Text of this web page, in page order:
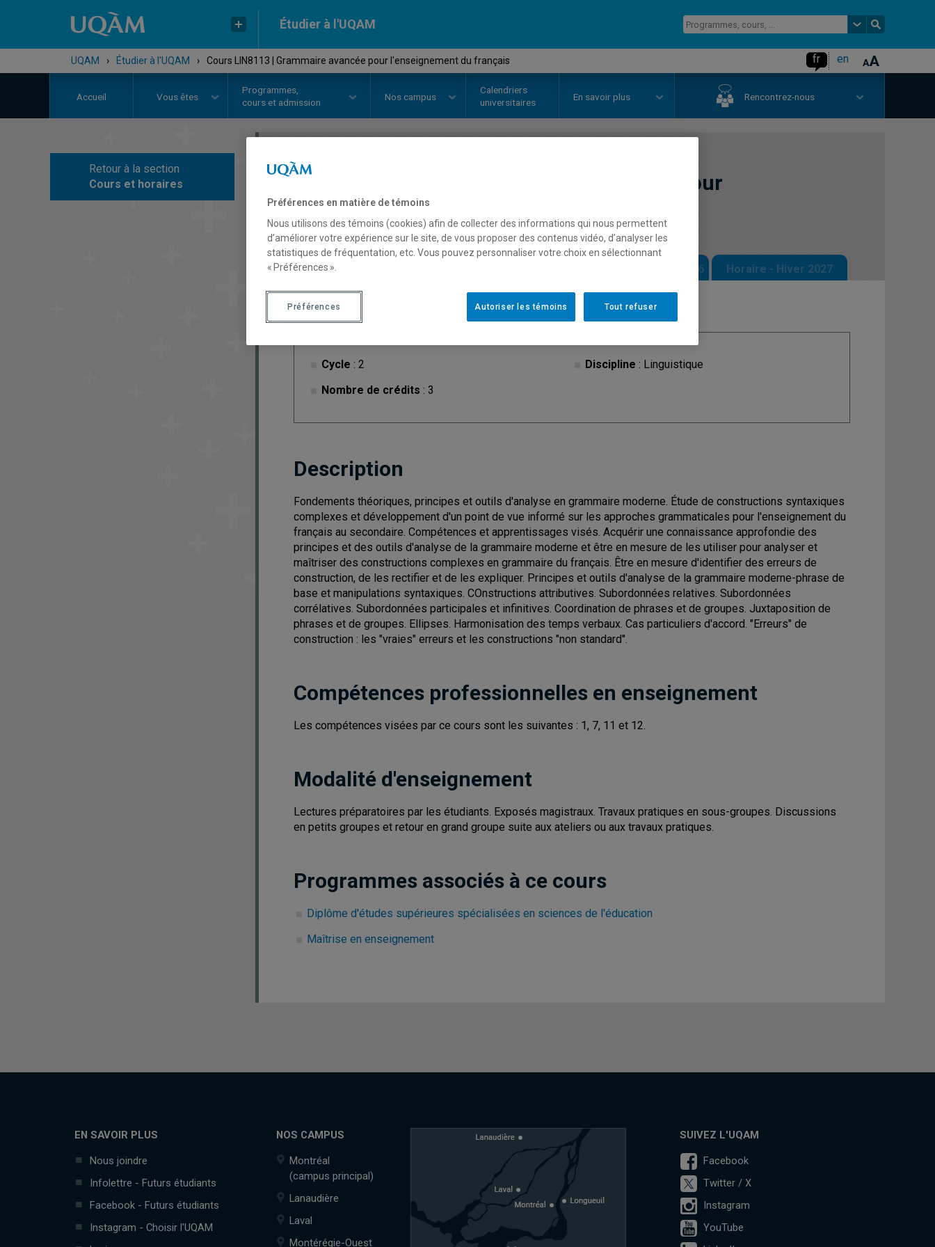
Étudier à l'UQAM
UQAM › Étudier à l'UQAM › Cours LIN8113 | Grammaire avancée pour l'enseignement du français fr en
Accueil Vous êtes
Programmes,
cours et admission
Nos campus
Calendriers
universitaires
En savoir plus Rencontrez-nous
Retour à la section
Cours et horaires
COURS
Grammaire avancée pour
l'enseignement du français
Description Horaire - Automne 2026 Horaire - Hiver 2027
Cycle : 2
Nombre de crédits : 3
Discipline : Linguistique
Description
Fondements théoriques, principes et outils d'analyse en grammaire moderne. Étude de constructions syntaxiques
complexes et développement d'un point de vue informé sur les approches grammaticales pour l'enseignement du
français au secondaire. Compétences et apprentissages visés. Acquérir une connaissance approfondie des
principes et des outils d'analyse de la grammaire moderne et être en mesure de les utiliser pour analyser et
maîtriser des constructions complexes en grammaire du français. Être en mesure d'identifier des erreurs de
construction, de les rectifier et de les expliquer. Principes et outils d'analyse de la grammaire moderne-phrase de
base et manipulations syntaxiques. COnstructions attributives. Subordonnées relatives. Subordonnées
corrélatives. Subordonnées participales et infinitives. Coordination de phrases et de groupes. Juxtaposition de
phrases et de groupes. Ellipses. Harmonisation des temps verbaux. Cas particuliers d'accord. "Erreurs" de
construction : les "vraies" erreurs et les constructions "non standard".
Compétences professionnelles en enseignement
Les compétences visées par ce cours sont les suivantes : 1, 7, 11 et 12.
Modalité d'enseignement
Lectures préparatoires par les étudiants. Exposés magistraux. Travaux pratiques en sous-groupes. Discussions
en petits groupes et retour en grand groupe suite aux ateliers ou aux travaux pratiques.
Programmes associés à ce cours
Diplôme d'études supérieures spécialisées en sciences de l'éducation
Maîtrise en enseignement
EN SAVOIR PLUS
Nous joindre
Infolettre - Futurs étudiants
Facebook - Futurs étudiants
Instagram - Choisir l'UQAM
NOS CAMPUS
Montréal
(campus principal)
Lanaudière
Laval
Montérégie-Ouest
SUIVEZ L'UQAM
Facebook
Twitter / X
Instagram
YouTube
Préférences en matière de témoins
Nous utilisons des témoins (cookies) afin de collecter des informations qui nous permettent
d’améliorer votre expérience sur le site, de vous proposer des contenus vidéo, d’analyser les
statistiques de fréquentation, etc. Vous pouvez personnaliser votre choix en sélectionnant
« Préférences ».
Tout refuser
Autoriser les témoins
Préférences